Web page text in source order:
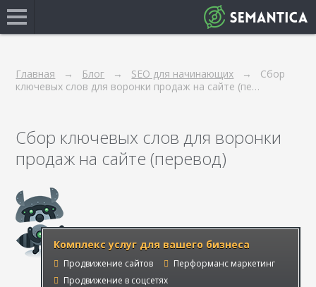
Главная Блог SEO для начинающих
Сбор
ключевых слов для воронки продаж на сайте (пе…
Сбор ключевых слов для воронки
продаж на сайте (перевод)
Комплекс услуг для вашего бизнеса
Продвижение сайтов
Перформанс маркетинг
Продвижение в соцсетях